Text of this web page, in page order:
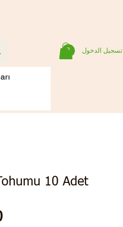
تسجيل الدخول
10 Adet